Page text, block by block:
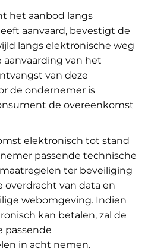
het aanbod langs
aanvaard, bevestigt de
langs elektronische weg
van het
van deze
de ondernemer is
de overeenkomst
elektronisch tot stand
passende technische
ter beveiliging
overdracht van data en
webomgeving. Indien
kan betalen, zal de
passende
in acht nemen.